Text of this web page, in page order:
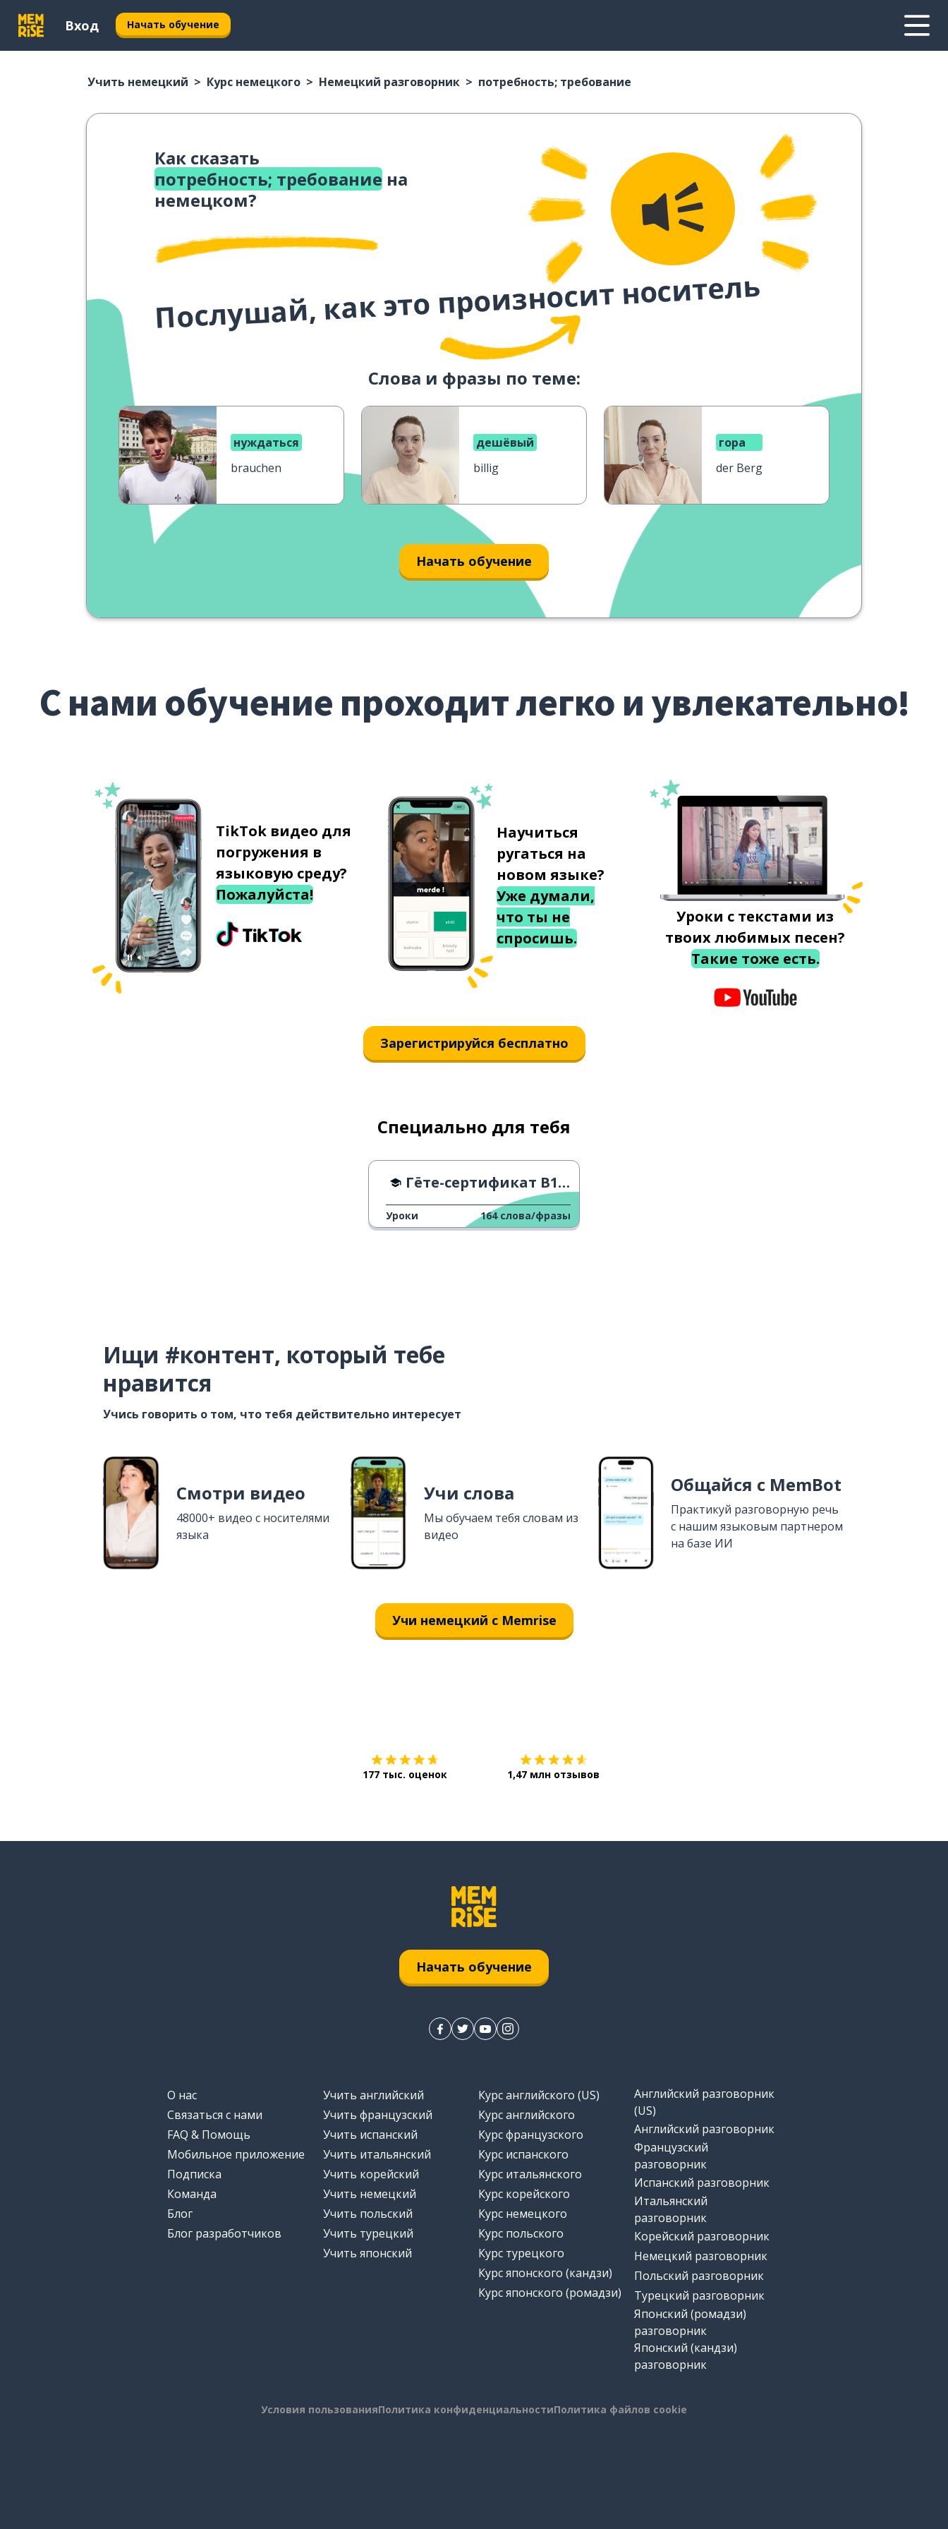
Вход Начать обучение
Учить немецкий Курс немецкого Немецкий разговорник потребность; требование
Как сказать
потребность; требование на
немецком?
Послушай, как это произносит носитель
Слова и фразы по теме:
нуждаться
brauchen
дешёвый
billig
гора
der Berg
Начать обучение
С нами обучение проходит легко и увлекательно!
TikTok видео для
погружения в
языковую среду?
Пожалуйста!
Научиться
ругаться на
новом языке?
Уже думали,
что ты не
спросишь.
Уроки с текстами из
твоих любимых песен?
Такие тоже есть.
Зарегистрируйся бесплатно
Специально для тебя
Гёте-сертификат B1 Словарь - B
Уроки 164 слова/фразы
Ищи #контент, который тебе
нравится
Учись говорить о том, что тебя действительно интересует
Смотри видео
48000+ видео с носителями
языка
Учи слова
Мы обучаем тебя словам из
видео
Общайся с MemBot
Практикуй разговорную речь
с нашим языковым партнером
на базе ИИ
Учи немецкий с Memrise
177 тыс. оценок 1,47 млн отзывов
Начать обучение
О нас
Связаться с нами
FAQ & Помощь
Мобильное приложение
Подписка
Команда
Блог
Блог разработчиков
Учить английский
Учить французский
Учить испанский
Учить итальянский
Учить корейский
Учить немецкий
Учить польский
Учить турецкий
Учить японский
Курс английского (US)
Курс английского
Курс французского
Курс испанского
Курс итальянского
Курс корейского
Курс немецкого
Курс польского
Курс турецкого
Курс японского (кандзи)
Курс японского (ромадзи)
Английский разговорник
(US)
Английский разговорник
Французский
разговорник
Испанский разговорник
Итальянский
разговорник
Корейский разговорник
Немецкий разговорник
Польский разговорник
Турецкий разговорник
Японский (ромадзи)
разговорник
Японский (кандзи)
разговорник
Условия пользованияПолитика конфиденциальностиПолитика файлов cookie